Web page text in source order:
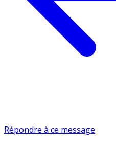
Répondre à ce message